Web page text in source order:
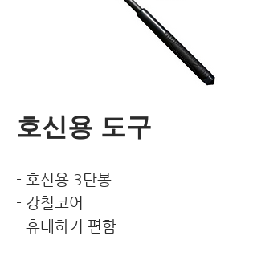
호신용 도구
- 호신용 3단봉
- 강철코어
- 휴대하기 편함